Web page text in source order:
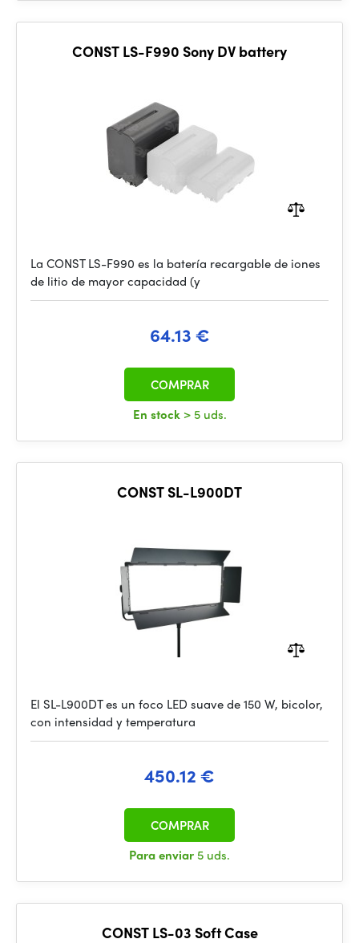
CONST LS-F990 Sony DV battery
La CONST LS-F990 es la batería recargable de iones
de litio de mayor capacidad (y
64.13 €
En stock > 5 uds.
COMPRAR
CONST SL-L900DT
El SL-L900DT es un foco LED suave de 150 W, bicolor,
con intensidad y temperatura
450.12 €
Para enviar 5 uds.
COMPRAR
CONST LS-03 Soft Case